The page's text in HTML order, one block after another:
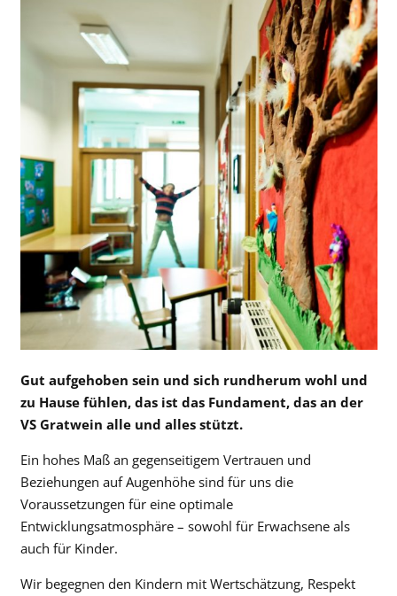
Gut aufgehoben sein und sich rundherum wohl und
zu Hause fühlen, das ist das Fundament, das an der
VS Gratwein alle und alles stützt.
Ein hohes Maß an gegenseitigem Vertrauen und
Beziehungen auf Augenhöhe sind für uns die
Voraussetzungen für eine optimale
Entwicklungsatmosphäre – sowohl für Erwachsene als
auch für Kinder.
Wir begegnen den Kindern mit Wertschätzung, Respekt